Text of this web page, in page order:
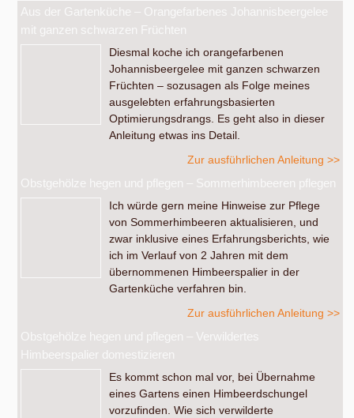
Aus der Gartenküche – Orangefarbenes Johannisbeergelee
mit ganzen schwarzen Früchten
Diesmal koche ich orangefarbenen
Johannisbeergelee mit ganzen schwarzen
Früchten – sozusagen als Folge meines
ausgelebten erfahrungsbasierten
Optimierungsdrangs. Es geht also in dieser
Anleitung etwas ins Detail.
Zur ausführlichen Anleitung >>
Obstgehölze hegen und pflegen – Sommerhimbeeren pflegen
Ich würde gern meine Hinweise zur Pflege
von Sommerhimbeeren aktualisieren, und
zwar inklusive eines Erfahrungsberichts, wie
ich im Verlauf von 2 Jahren mit dem
übernommenen Himbeerspalier in der
Gartenküche verfahren bin.
Zur ausführlichen Anleitung >>
Obstgehölze hegen und pflegen – Verwildertes
Himbeerspalier domestizieren
Es kommt schon mal vor, bei Übernahme
eines Gartens einen Himbeerdschungel
vorzufinden. Wie sich verwilderte